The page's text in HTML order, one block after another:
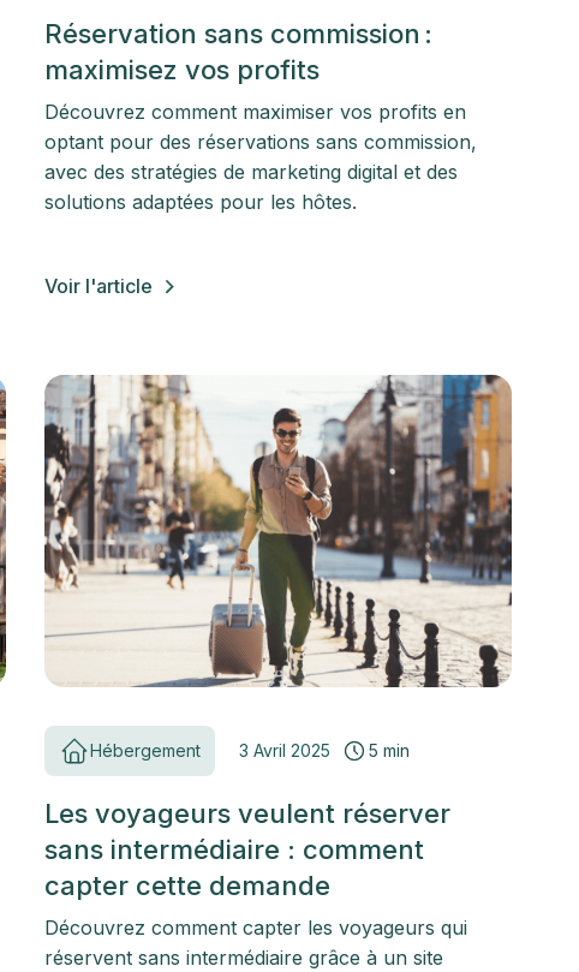
Réservation sans commission :
maximisez vos profits
Découvrez comment maximiser vos profits en
optant pour des réservations sans commission,
avec des stratégies de marketing digital et des
solutions adaptées pour les hôtes.
Voir l'article
Hébergement 3 Avril 2025 5 min
Les voyageurs veulent réserver
sans intermédiaire : comment
capter cette demande
Découvrez comment capter les voyageurs qui
réservent sans intermédiaire grâce à un site